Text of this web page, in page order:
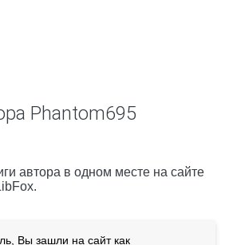
Phantom695
автора в одном месте на сайте
Вы зашли на сайт как